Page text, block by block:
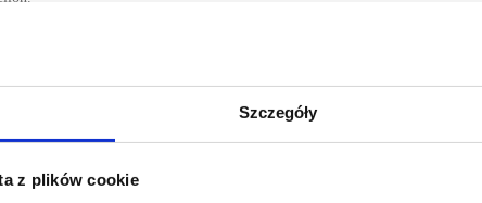
Szczegóły
z plików cookie
życie i zdrowie. To misja, która nakłada na nas wielką
lecznictwa zamkniętego i jedną z największych hurtowni farmaceutycznych.
produkujące leki. Naszym Partnerom zapewniamy profesjonalne i
i dystrybucji na polskim rynku.